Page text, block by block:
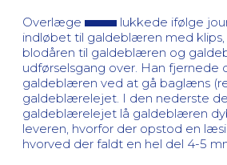
Overlæge
lukkede ifølge
indløbet til galdeblæren med klips,
blodåren til galdeblæren og
udførselsgang over. Han fjernede
galdeblæren ved at gå baglæns
galdeblærelejet. I den nederste
galdeblærelejet lå galdeblæren
leveren, hvorfor der opstod en
hvorved der faldt en hel del 4-5